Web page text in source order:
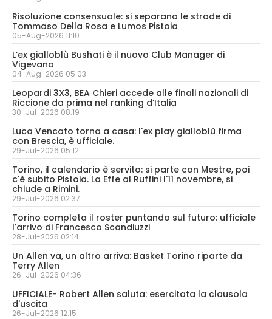
Risoluzione consensuale: si separano le strade di
Tommaso Della Rosa e Lumos Pistoia
05-Aug-2026 11:10
L’ex gialloblù Bushati è il nuovo Club Manager di
Vigevano
04-Aug-2026 05:03
Leopardi 3X3, BEA Chieri accede alle finali nazionali di
Riccione da prima nel ranking d’Italia
30-Jul-2026 08:19
Luca Vencato torna a casa: l'ex play gialloblù firma
con Brescia, è ufficiale.
29-Jul-2026 05:12
Torino, il calendario è servito: si parte con Mestre, poi
c'è subito Pistoia. La Effe al Ruffini l'11 novembre, si
chiude a Rimini.
29-Jul-2026 02:37
Torino completa il roster puntando sul futuro: ufficiale
l'arrivo di Francesco Scandiuzzi
28-Jul-2026 02:14
Un Allen va, un altro arriva: Basket Torino riparte da
Terry Allen
26-Jul-2026 04:36
UFFICIALE- Robert Allen saluta: esercitata la clausola
d'uscita
26-Jul-2026 12:15